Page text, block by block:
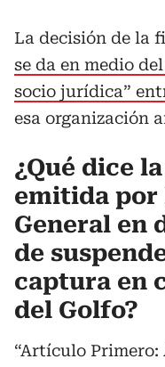
La decisión de la
se da en medio
socio jurídica”
esa organización
¿Qué dice
emitida por
General en
de
captura en
del Golfo?
“Artículo Primero: